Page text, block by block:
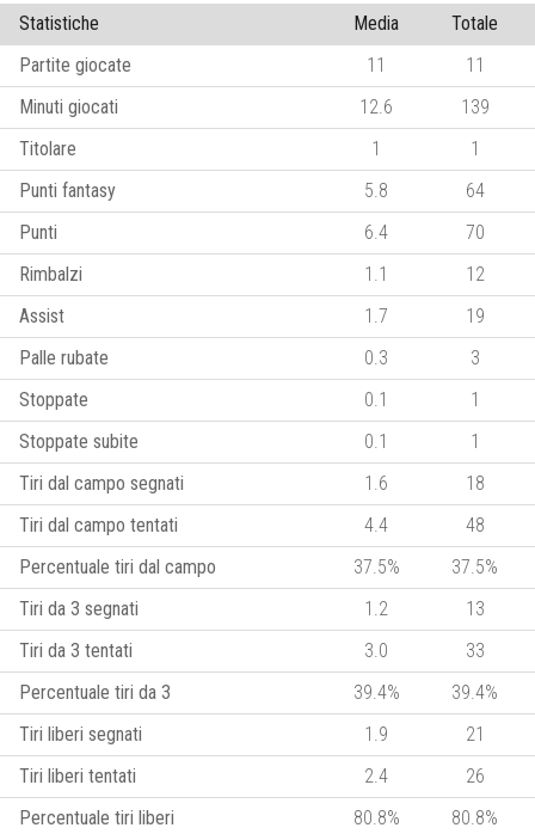
Statistiche Media
Totale
Partite giocate
11
11
Minuti giocati
12.6
139
Titolare
1
1
Punti fantasy
5.8
64
Punti
6.4
70
Rimbalzi
1.1
12
Assist
1.7
19
Palle rubate
0.3
3
Stoppate
0.1
1
Stoppate subite
0.1
1
Tiri dal campo segnati
1.6
18
Tiri dal campo tentati
4.4
48
Percentuale tiri dal campo
37.5%
37.5%
Tiri da 3 segnati
1.2
13
Tiri da 3 tentati
3.0
33
Percentuale tiri da 3
39.4%
39.4%
Tiri liberi segnati
1.9
21
Tiri liberi tentati
2.4
26
Percentuale tiri liberi
80.8%
80.8%